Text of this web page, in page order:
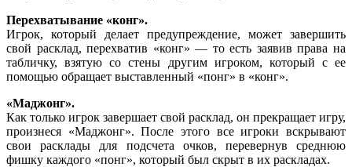
Перехватывание «конг».
Игрок, который делает предупреждение, может завершить
свой расклад, перехватив «конг» — то есть заявив права на
табличку, взятую со стены другим игроком, который с ее
помощью обращает выставленный «понг» в «конг».
«Маджонг».
Как только игрок завершает свой расклад, он прекращает игру,
произнеся «Маджонг». После этого все игроки вскрывают
свои расклады для подсчета очков, перевернув среднюю
фишку каждого «понг», который был скрыт в их раскладах.